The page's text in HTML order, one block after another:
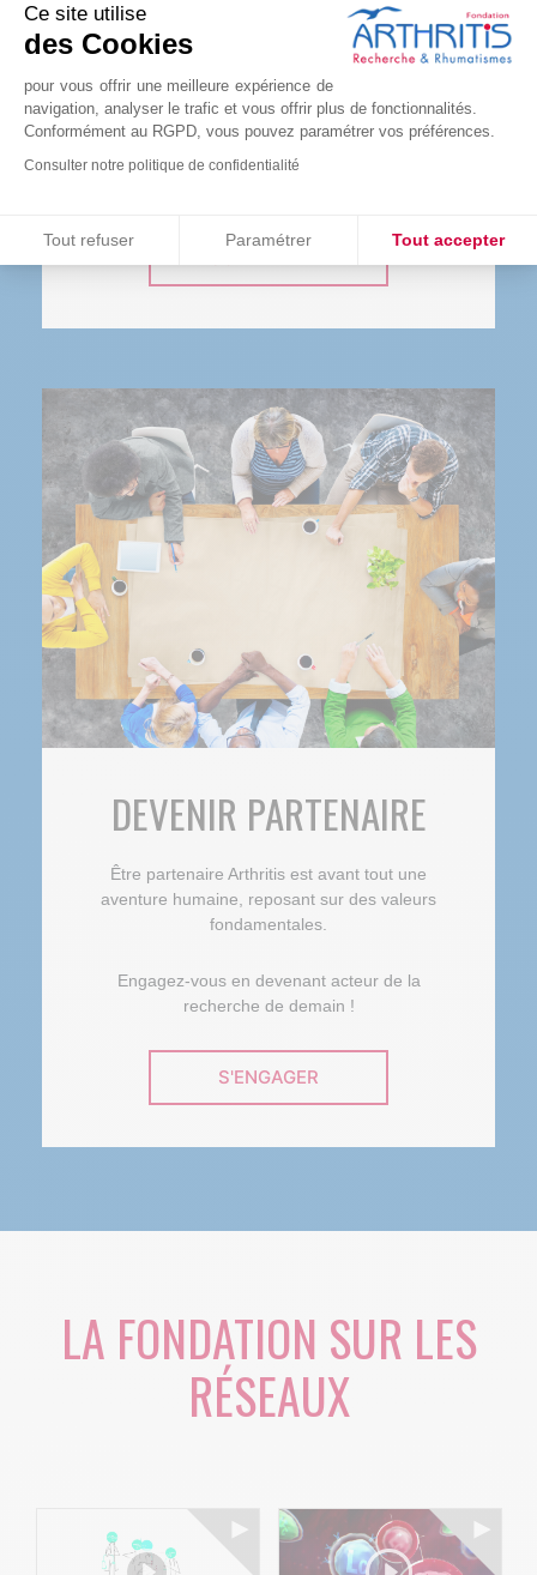
Ce site utilise
des Cookies
pour vous offrir une meilleure expérience de
navigation, analyser le trafic et vous offrir plus de fonctionnalités.
Conformément au RGPD, vous pouvez paramétrer vos préférences.
Consulter notre politique de confidentialité
Tout refuser Paramétrer Tout accepter
LA BOUTIQUE
L’ensemble des bénéfices des ventes solidaires
sont reversées à la recherche. Une bonne raison
DEVENIR PARTENAIRE
Être partenaire Arthritis est avant tout une
aventure humaine, reposant sur des valeurs
fondamentales.
Engagez-vous en devenant acteur de la
recherche de demain !
S'ENGAGER
LA FONDATION SUR LES
RÉSEAUX